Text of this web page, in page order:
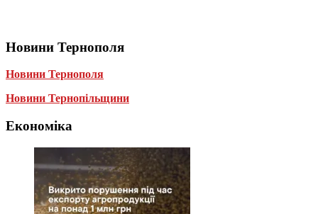
Новини Тернополя
Новини Тернополя
Новини Тернопільщини
Економіка